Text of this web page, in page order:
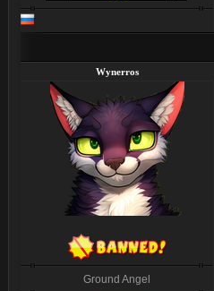
Wynerros
Ground Angel